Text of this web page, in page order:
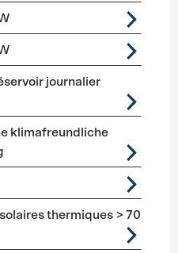
journalier
klimafreundliche
thermiques > 70